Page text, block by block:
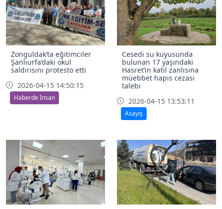
Zonguldak’ta eğitimciler
Şanlıurfa’daki okul
saldırısını protesto etti
2026-04-15 14:50:15
Haberde İnsan
Cesedi su kuyusunda
bulunan 17 yaşındaki
Hasret’in katil zanlısına
müebbet hapis cezası
talebi
2026-04-15 13:53:11
Asayiş